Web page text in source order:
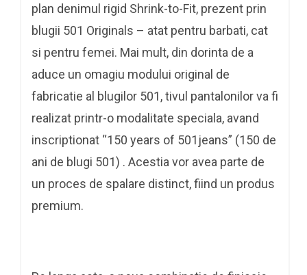
plan denimul rigid Shrink-to-Fit, prezent prin
blugii 501 Originals – atat pentru barbati, cat
si pentru femei. Mai mult, din dorinta de a
aduce un omagiu modului original de
fabricatie al blugilor 501, tivul pantalonilor va fi
realizat printr-o modalitate speciala, avand
inscriptionat “150 years of 501jeans” (150 de
ani de blugi 501) . Acestia vor avea parte de
un proces de spalare distinct, fiind un produs
premium.